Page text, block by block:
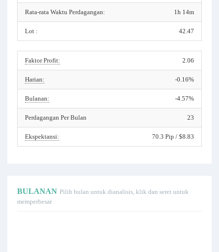
Rata-rata Waktu Perdagangan: 1h 14m
Lot : 42.47
Faktor Profit: 2.06
Harian: -0.16%
Bulanan: -4.57%
Perdagangan Per Bulan 23
Ekspektansi: 70.3 Pip / $8.83
BULANAN Pilih bulan untuk dianalisis, klik dan seret untuk
memperbesar